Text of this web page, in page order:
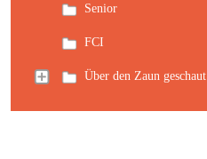
Senior
FCI
Über den Zaun geschaut